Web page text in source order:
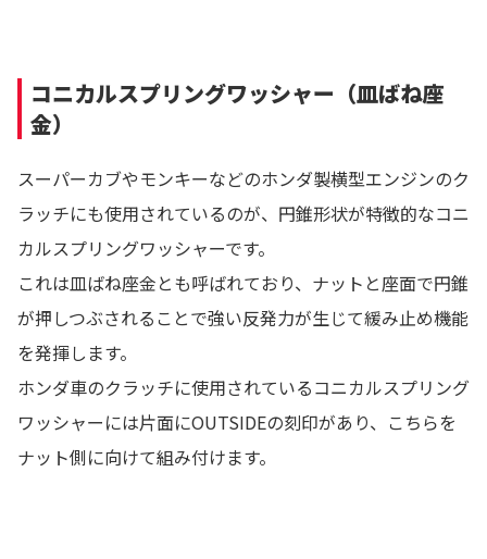
コニカルスプリングワッシャー（皿ばね座
金）
スーパーカブやモンキーなどのホンダ製横型エンジンのク
ラッチにも使用されているのが、円錐形状が特徴的なコニ
カルスプリングワッシャーです。
これは皿ばね座金とも呼ばれており、ナットと座面で円錐
が押しつぶされることで強い反発力が生じて緩み止め機能
を発揮します。
ホンダ車のクラッチに使用されているコニカルスプリング
ワッシャーには片面にOUTSIDEの刻印があり、こちらを
ナット側に向けて組み付けます。